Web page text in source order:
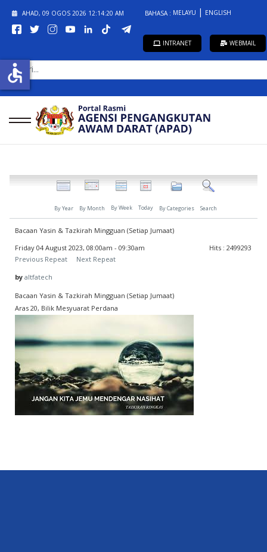
AHAD, 09 OGOS 2026 12:14:20 AM BAHASA : MELAYU ENGLISH
INTRANET WEBMAIL
CARI...
By Year By Month By Week Today By Categories Search
Bacaan Yasin & Tazkirah Mingguan (Setiap Jumaat)
Friday 04 August 2023, 08:00am - 09:30am
Previous Repeat
Next Repeat
Hits : 2499293
by altfatech
Bacaan Yasin & Tazkirah Mingguan (Setiap Jumaat)
Aras 20, Bilik Mesyuarat Perdana
accessible